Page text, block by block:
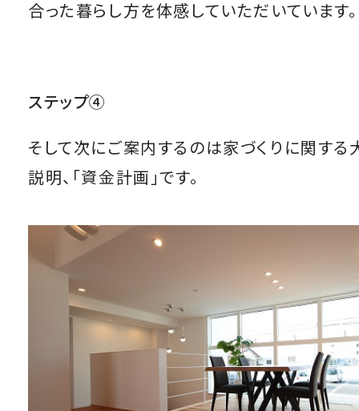
合った暮らし方を体感していただいています。
ステップ④
そして次にご案内するのは家づくりに関す
説明、「資金計画」です。